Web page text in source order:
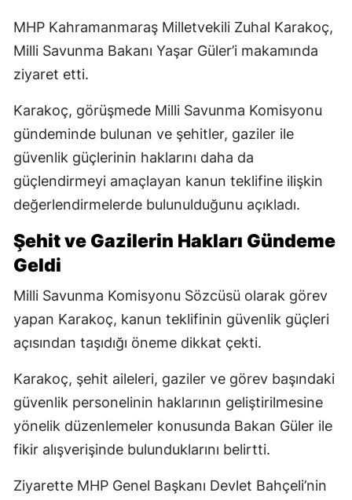
MHP Kahramanmaraş Milletvekili Zuhal Karakoç,
Milli Savunma Bakanı Yaşar Güler’i makamında
ziyaret etti.
Karakoç, görüşmede Milli Savunma Komisyonu
gündeminde bulunan ve şehitler, gaziler ile
güvenlik güçlerinin haklarını daha da
güçlendirmeyi amaçlayan kanun teklifine ilişkin
değerlendirmelerde bulunulduğunu açıkladı.
Şehit ve Gazilerin Hakları Gündeme
Geldi
Milli Savunma Komisyonu Sözcüsü olarak görev
yapan Karakoç, kanun teklifinin güvenlik güçleri
açısından taşıdığı öneme dikkat çekti.
Karakoç, şehit aileleri, gaziler ve görev başındaki
güvenlik personelinin haklarının geliştirilmesine
yönelik düzenlemeler konusunda Bakan Güler ile
fikir alışverişinde bulunduklarını belirtti.
Ziyarette MHP Genel Başkanı Devlet Bahçeli’nin